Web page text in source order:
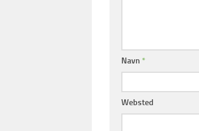
Navn *
Websted